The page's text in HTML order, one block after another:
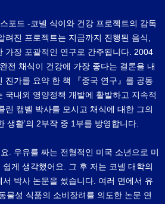
포드 -코넬 식이와 건강 프로젝트의 감독
려진 프로젝트는 지금까지 진행된 음식,
가장 포괄적인 연구로 간주됩니다. 2004
전 채식이 건강에 가장 좋다는 결론을 내
진가를 요약 한 책 『중국 연구』를 공동
국내외 영양정책 개발에 활발하고 지속적
린 캠벨 박사를 모시고 채식에 대한 그의
생활’의 2부작 중 1부를 방영합니다.
. 우유를 짜는 전형적인 미국 소년으로 미
게 생각했어요. 그 후 저는 코넬 대학의
박사 논문을 썼습니다. 여러 면에서 유
물성 식품의 소비장려를 의도한 논문 연